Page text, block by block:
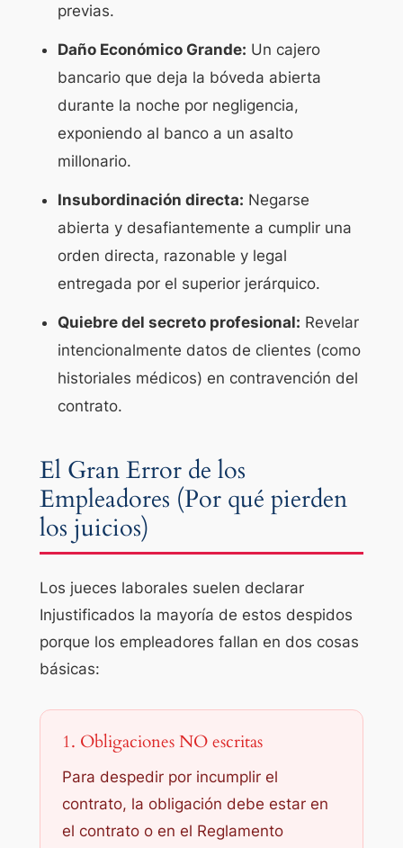
previas.
Daño Económico Grande: Un cajero
bancario que deja la bóveda abierta
durante la noche por negligencia,
exponiendo al banco a un asalto
millonario.
Insubordinación directa: Negarse
abierta y desafiantemente a cumplir una
orden directa, razonable y legal
entregada por el superior jerárquico.
Quiebre del secreto profesional: Revelar
intencionalmente datos de clientes (como
historiales médicos) en contravención del
contrato.
El Gran Error de los
Empleadores (Por qué pierden
los juicios)
Los jueces laborales suelen declarar
Injustificados la mayoría de estos despidos
porque los empleadores fallan en dos cosas
básicas:
1. Obligaciones NO escritas
Para despedir por incumplir el
contrato, la obligación debe estar en
el contrato o en el Reglamento